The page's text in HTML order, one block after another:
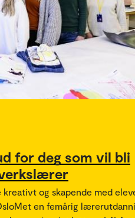
for deg som vil bli
kreativt og skapende med
en femårig